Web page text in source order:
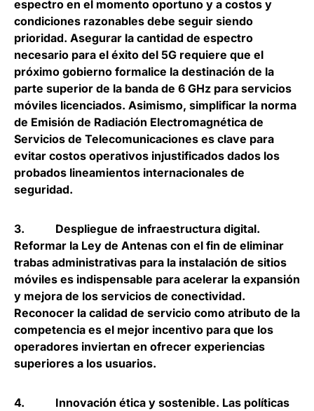
espectro en el momento oportuno y a costos y
condiciones razonables debe seguir siendo
prioridad. Asegurar la cantidad de espectro
necesario para el éxito del 5G requiere que el
próximo gobierno formalice la destinación de la
parte superior de la banda de 6 GHz para servicios
móviles licenciados. Asimismo, simplificar la norma
de Emisión de Radiación Electromagnética de
Servicios de Telecomunicaciones es clave para
evitar costos operativos injustificados dados los
probados lineamientos internacionales de
seguridad.
3. Despliegue de infraestructura digital.
Reformar la Ley de Antenas con el fin de eliminar
trabas administrativas para la instalación de sitios
móviles es indispensable para acelerar la expansión
y mejora de los servicios de conectividad.
Reconocer la calidad de servicio como atributo de la
competencia es el mejor incentivo para que los
operadores inviertan en ofrecer experiencias
superiores a los usuarios.
4. Innovación ética y sostenible. Las políticas